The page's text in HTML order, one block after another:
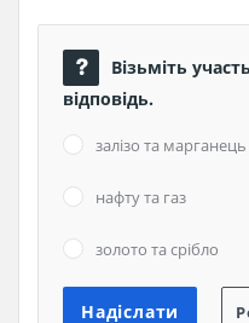
Візьміть
відповідь.
залізо та марганець
нафту та газ
золото та срібло